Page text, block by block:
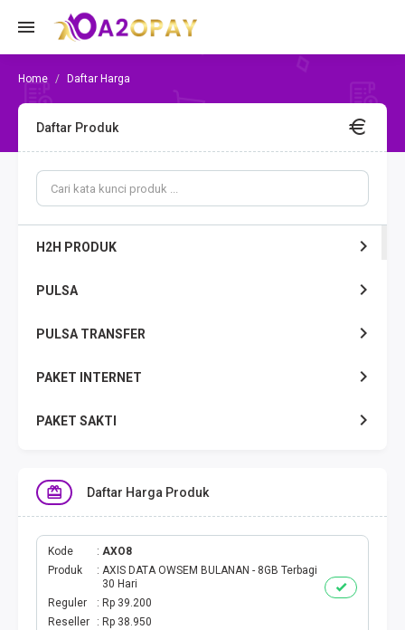
Daftar Harga
Daftar Produk
H2H PRODUK
PULSA
PULSA TRANSFER
PAKET INTERNET
PAKET SAKTI
EMONEY
PAKET SAKTI ALL OPT
TELEPON & SMS
Daftar Harga Produk
Kode
AXO8
Produk
AXIS DATA OWSEM BULANAN - 8GB Terbagi
30 Hari
Reguler
Rp 39.200
Reseller
Rp 38.950